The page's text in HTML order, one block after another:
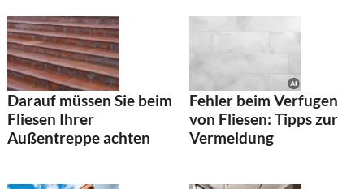
Darauf müssen Sie beim
Fliesen Ihrer
Außentreppe achten
Fehler beim Verfugen
von Fliesen: Tipps zur
Vermeidung